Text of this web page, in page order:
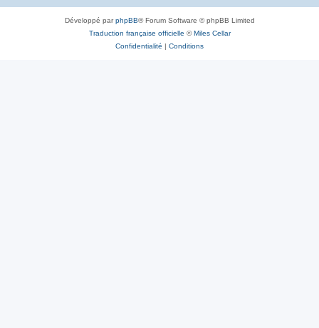
Développé parphpBB® Forum Software © phpBB Limited
Traduction française officielle ©Miles Cellar
Confidentialité | Conditions